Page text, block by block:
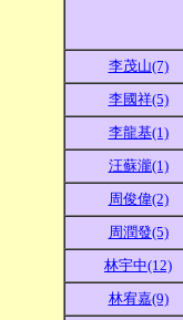
李茂山(7)
李國祥(5)
李龍基(1)
汪蘇瀧(1)
周俊偉(2)
周潤發(5)
林宇中(12)
林宥嘉(9)